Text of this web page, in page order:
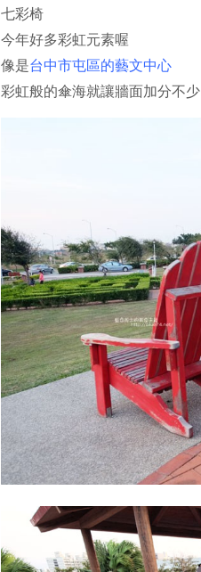
七彩椅
今年好多彩虹元素喔
像是台中市屯區的藝文中心
彩虹般的傘海就讓牆面加分不少